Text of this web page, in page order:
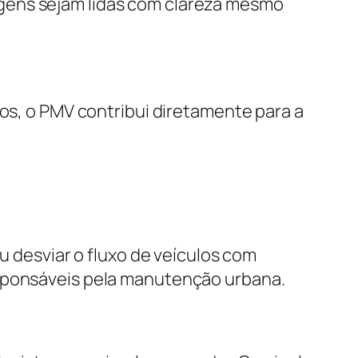
o PMV contribui diretamente para a
desviar o fluxo de veículos com
pela manutenção urbana.